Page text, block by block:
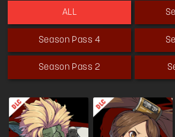
ALL
Season Pass 4
Season Pass 2